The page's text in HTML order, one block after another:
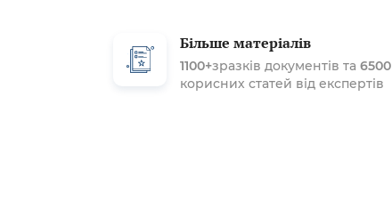
Більше матеріалів
1100+зразків документів та 6500
корисних статей від експертів